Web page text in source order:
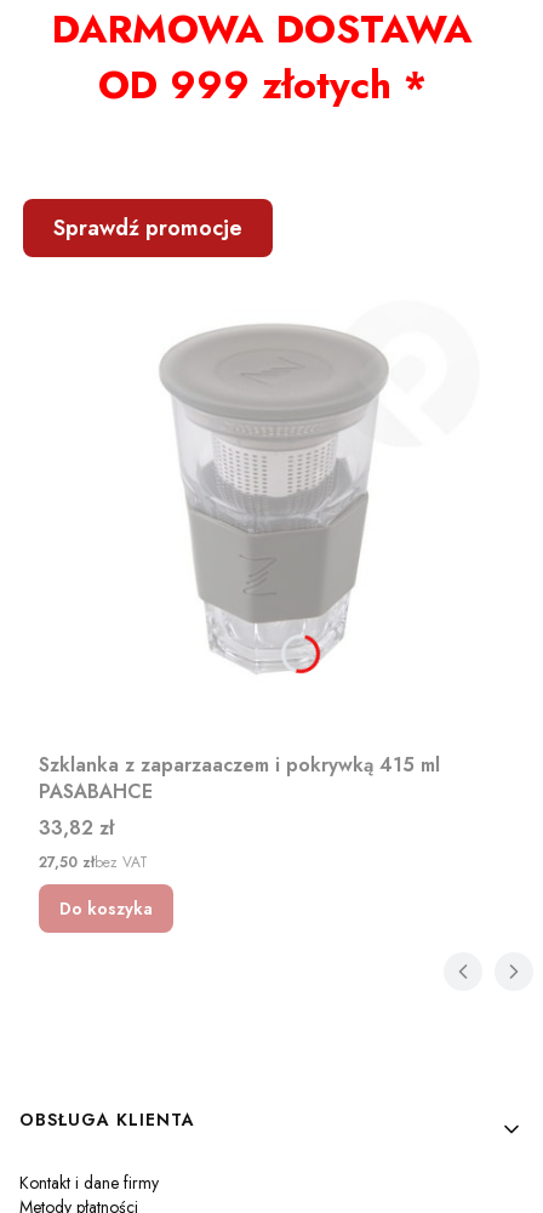
DARMOWA DOSTAWA
OD 999 złotych *
Sprawdź promocje
Szklanka z zaparzaaczem i pokrywką 415 ml
PASABAHCE
Cena
33,82 zł
Cena
27,50 złbez VAT
Do koszyka
Linki w stopce
OBSŁUGA KLIENTA
Kontakt i dane firmy
Metody płatności